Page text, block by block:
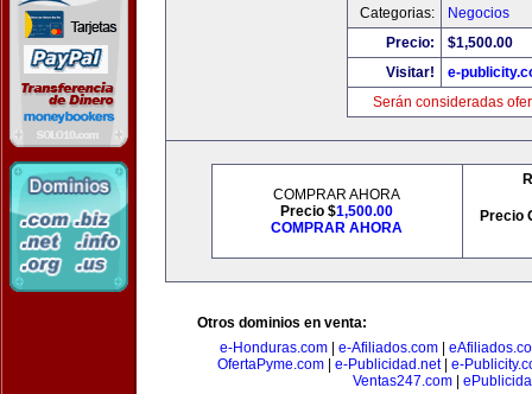
Categorias:
Negocios
Precio:
$1,500.00
Visitar!
e-
Serán consideradas
COMPRAR AHORA
Precio $1,500.00
COMPRAR AHORA
Precio
Otros dominios en venta:
e-Honduras.com| e-Afiliados.com|
OfertaPyme.com| e-Publicidad.net| e-
Ventas247.com